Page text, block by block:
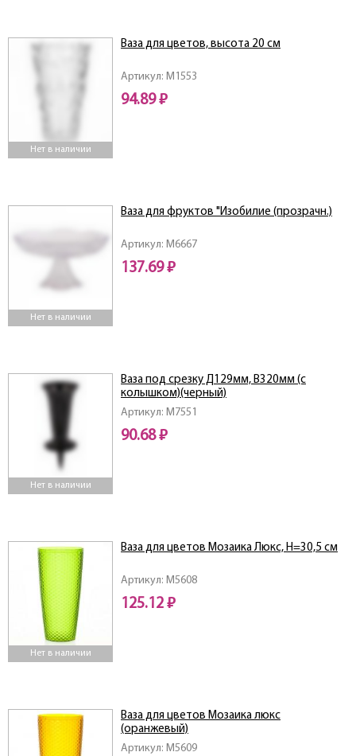
Нет в наличии
Артикул: M1553
Ваза для цветов, высота 20 см
94.89 ₽
Нет в наличии
Артикул: M6667
Ваза для фруктов "Изобилие (прозрачн.)
137.69 ₽
Нет в наличии
Артикул: M7551
Ваза под срезку Д129мм, В320мм (с
колышком)(черный)
90.68 ₽
Нет в наличии
Артикул: M5608
Ваза для цветов Мозаика Люкс, Н=30,5 см
125.12 ₽
Артикул: M5609
Ваза для цветов Мозаика люкс
(оранжевый)